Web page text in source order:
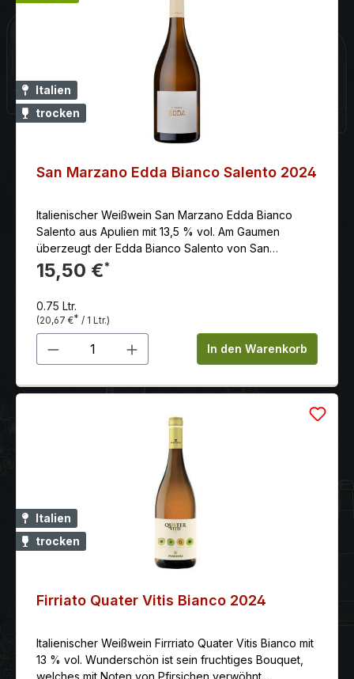
Italien
trocken
San Marzano Edda Bianco Salento 2024
Italienischer Weißwein San Marzano Edda Bianco
Salento aus Apulien mit 13,5 % vol. Am Gaumen
überzeugt der Edda Bianco Salento von San
Marzano durch seine opulenten floralen Noten,
Frucht von Pfirsich und Feigen und einem Hauch von
15,50 €*
0.75 Ltr.
(20,67 €* / 1 Ltr.)
Produkt Anzahl: Gib denIn den Warenkorb
Italien
trocken
Firriato Quater Vitis Bianco 2024
Italienischer Weißwein Firrriato Quater Vitis Bianco mit
13 % vol. Wunderschön ist sein fruchtiges Bouquet,